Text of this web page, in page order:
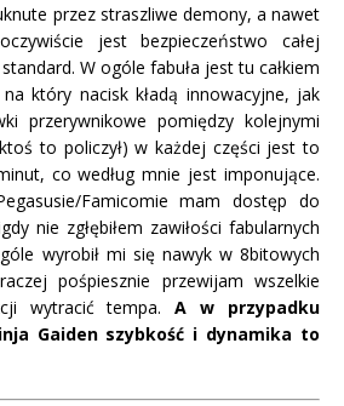
przez straszliwe demony, a nawet
jest bezpieczeństwo całej
W ogóle fabuła jest tu całkiem
który nacisk kładą innowacyjne, jak
przerywnikowe pomiędzy kolejnymi
to policzył) w każdej części jest to
co według mnie jest imponujące.
Famicomie mam dostęp do
nie zgłębiłem zawiłości fabularnych
wyrobił mi się nawyk w 8bitowych
pośpiesznie przewijam wszelkie
wytracić tempa.A w przypadku
Gaiden szybkość i dynamika to